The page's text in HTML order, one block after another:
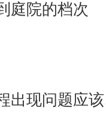
庭院的档次
出现问题应